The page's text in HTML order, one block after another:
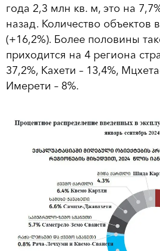
года 2,3 млн кв. м, это на
назад. Количество объектов
(+16,2%). Более половины
приходится на 4 региона
37,2%, Кахети – 13,4%,
Имерети – 8%.